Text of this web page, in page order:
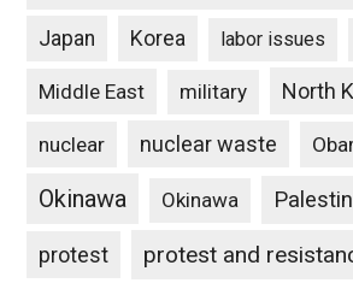
Japan Korea labor issues
Middle East military North
nuclear nuclear waste
Okinawa Okinawa
protest protest and